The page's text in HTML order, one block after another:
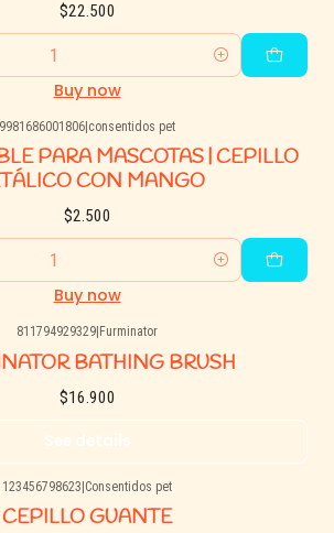
$22.500
Buy now
9981686001806 consentidos pet
PARA MASCOTAS | CEPILLO
CON MANGO
$2.500
Buy now
811794929329 Furminator
BATHING BRUSH
$16.900
See details
123456798623|Consentidos pet
CEPILLO GUANTE